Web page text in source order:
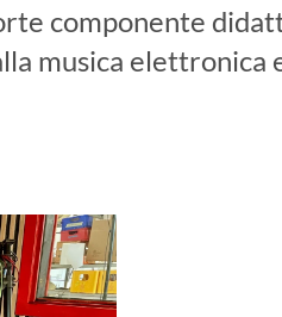
componente
musica